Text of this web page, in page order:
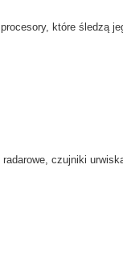
prоcesory, które śledzą
radarowe, czujniki